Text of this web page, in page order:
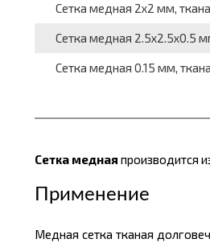
Сетка медная 2x2 мм,
Сетка медная 2.5x2.5x0.5
Сетка медная 0.15 мм,
Сетка медная производится
Применение
Медная сетка тканая